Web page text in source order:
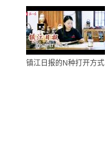
镇江日报的N种打开方式